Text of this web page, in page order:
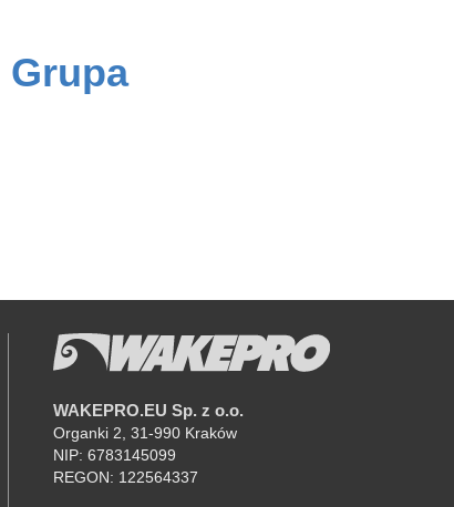
Grupa
WAKEPRO.EU Sp. z o.o.
Organki 2, 31-990 Kraków
NIP: 6783145099
REGON: 122564337